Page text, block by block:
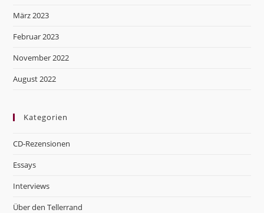
März 2023
Februar 2023
November 2022
August 2022
Kategorien
CD-Rezensionen
Essays
Interviews
Über den Tellerrand